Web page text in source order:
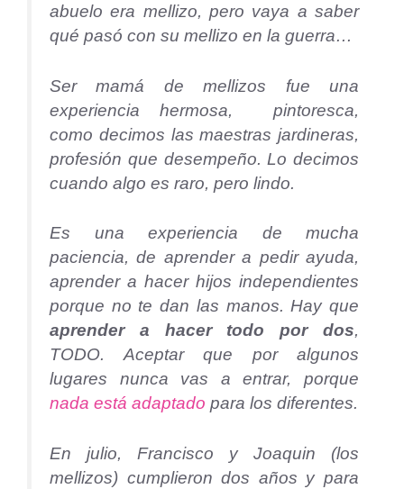
abuelo era mellizo, pero vaya a saber
qué pasó con su mellizo en la guerra…
Ser mamá de mellizos fue una
experiencia hermosa, pintoresca,
como decimos las maestras jardineras,
profesión que desempeño. Lo decimos
cuando algo es raro, pero lindo.
Es una experiencia de mucha
paciencia, de aprender a pedir ayuda,
aprender a hacer hijos independientes
porque no te dan las manos. Hay que
aprender a hacer todo por dos,
TODO. Aceptar que por algunos
lugares nunca vas a entrar, porque
nada está adaptado para los diferentes.
En julio, Francisco y Joaquin (los
mellizos) cumplieron dos años y para